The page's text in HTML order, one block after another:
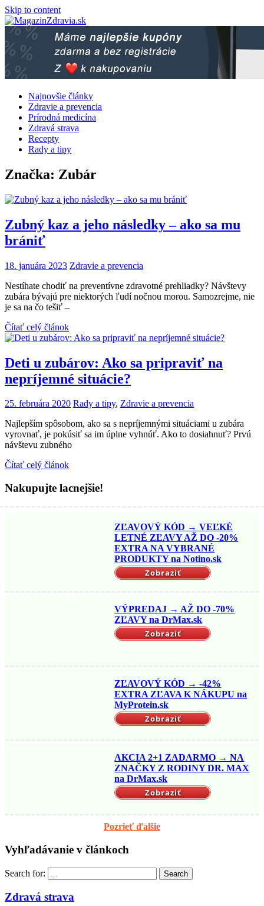
Skip to content
Najnovšie články
Zdravie a prevencia
Prírodná medicína
Zdravá strava
Recepty
Rady a tipy
Značka: Zubár
Zubný kaz a jeho následky – ako sa mu
brániť
18. januára 2023 Zdravie a prevencia
Nestíhate chodiť na preventívne zdravotné prehliadky? Návštevy
zubára bývajú pre niektorých ľudí nočnou morou. Samozrejme, nie
je sa na čo tešiť –
Čítať celý článok
Deti u zubárov: Ako sa pripraviť na
nepríjemné situácie?
25. februára 2020 Rady a tipy, Zdravie a prevencia
Najlepším spôsobom, ako sa s nepríjemnými situáciami u zubára
vyrovnať, je pokúsiť sa im úplne vyhnúť. Ako to dosiahnuť? Prvú
návštevu zubného
Čítať celý článok
Nakupujte lacnejšie!
ZĽAVOVÝ KÓD → VEĽKÉ
LETNÉ ZĽAVY AŽ DO -20%
EXTRA NA VYBRANÉ
PRODUKTY na Notino.sk
Zobraziť
VÝPREDAJ → AŽ DO -70%
ZĽAVY na DrMax.sk
Zobraziť
ZĽAVOVÝ KÓD → -42%
EXTRA ZĽAVA K NÁKUPU na
MyProtein.sk
Zobraziť
AKCIA 2+1 ZADARMO → NA
ZNAČKY Z RODINY DR. MAX
na DrMax.sk
Zobraziť
Pozrieť ďalšie
Vyhľadávanie v článkoch
Search for: Search
Zdravá strava